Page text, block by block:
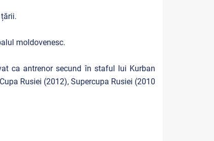
moldovenesc.
ca antrenor secund în staful lui Kurban
Rusiei (2012), Supercupa Rusiei (2010